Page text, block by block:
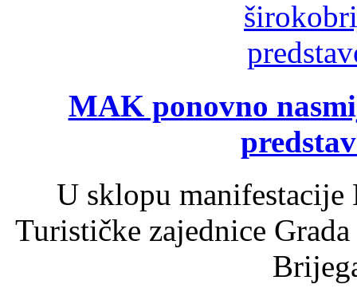
MAK ponovno
U sklopu
Turističke zajednice